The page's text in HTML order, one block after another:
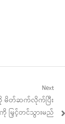
Next
ကို မိတ်ဆက်လိုက်ပြီး
မြှင့်တင်သွားမည်